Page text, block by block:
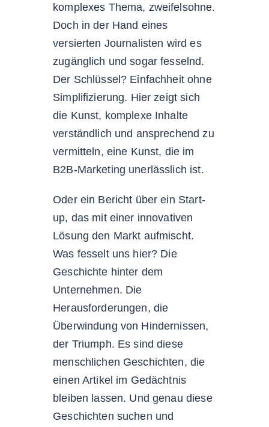
komplexes Thema, zweifelsohne.
Doch in der Hand eines
versierten Journalisten wird es
zugänglich und sogar fesselnd.
Der Schlüssel? Einfachheit ohne
Simplifizierung. Hier zeigt sich
die Kunst, komplexe Inhalte
verständlich und ansprechend zu
vermitteln, eine Kunst, die im
B2B-Marketing unerlässlich ist.
Oder ein Bericht über ein Start-
up, das mit einer innovativen
Lösung den Markt aufmischt.
Was fesselt uns hier? Die
Geschichte hinter dem
Unternehmen. Die
Herausforderungen, die
Überwindung von Hindernissen,
der Triumph. Es sind diese
menschlichen Geschichten, die
einen Artikel im Gedächtnis
bleiben lassen. Und genau diese
Geschichten suchen und